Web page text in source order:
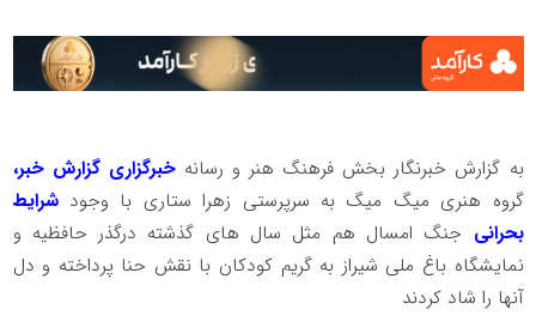
به گزارش خبرنگار بخش فرهنگ هنر و رسانهخبرگزاری گزارش خبر،
گروه هنری میگ میگ به سرپرستی زهرا ستاری با وجود شرایط
بحرانی جنگ امسال هم مثل سال های گذشته درگذر حافظیه و
نمایشگاه باغ ملی شیراز به گریم کودکان با نقش حنا پرداخته و دل
آنها را شاد کردند